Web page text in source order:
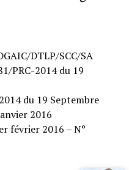
DTLP/SCC/SA
PRC-2014 du 19
du 19 Septembre
2016
février 2016 – N°